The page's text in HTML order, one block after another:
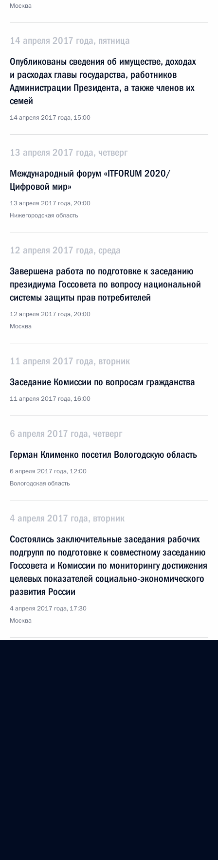
Москва
14 апреля 2017 года, пятница
Опубликованы сведения об имуществе, доходах
и расходах главы государства, работников
Администрации Президента, а также членов их
семей
14 апреля 2017 года, 15:00
13 апреля 2017 года, четверг
Международный форум «ITFORUM 2020/
Цифровой мир»
13 апреля 2017 года, 20:00
Нижегородская область
12 апреля 2017 года, среда
Завершена работа по подготовке к заседанию
президиума Госсовета по вопросу национальной
системы защиты прав потребителей
12 апреля 2017 года, 20:00
Москва
11 апреля 2017 года, вторник
Заседание Комиссии по вопросам гражданства
11 апреля 2017 года, 16:00
6 апреля 2017 года, четверг
Герман Клименко посетил Вологодскую область
6 апреля 2017 года, 12:00
Вологодская область
4 апреля 2017 года, вторник
Состоялись заключительные заседания рабочих
подгрупп по подготовке к совместному заседанию
Госсовета и Комиссии по мониторингу достижения
целевых показателей социально-экономического
развития России
4 апреля 2017 года, 17:30
Москва